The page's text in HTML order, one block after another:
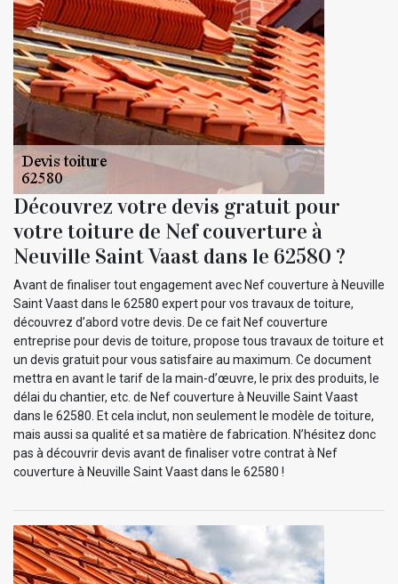
Découvrez votre devis gratuit pour
votre toiture de Nef couverture à
Neuville Saint Vaast dans le 62580 ?
Avant de finaliser tout engagement avec Nef couverture à Neuville
Saint Vaast dans le 62580 expert pour vos travaux de toiture,
découvrez d’abord votre devis. De ce fait Nef couverture
entreprise pour devis de toiture, propose tous travaux de toiture et
un devis gratuit pour vous satisfaire au maximum. Ce document
mettra en avant le tarif de la main-d’œuvre, le prix des produits, le
délai du chantier, etc. de Nef couverture à Neuville Saint Vaast
dans le 62580. Et cela inclut, non seulement le modèle de toiture,
mais aussi sa qualité et sa matière de fabrication. N’hésitez donc
pas à découvrir devis avant de finaliser votre contrat à Nef
couverture à Neuville Saint Vaast dans le 62580 !